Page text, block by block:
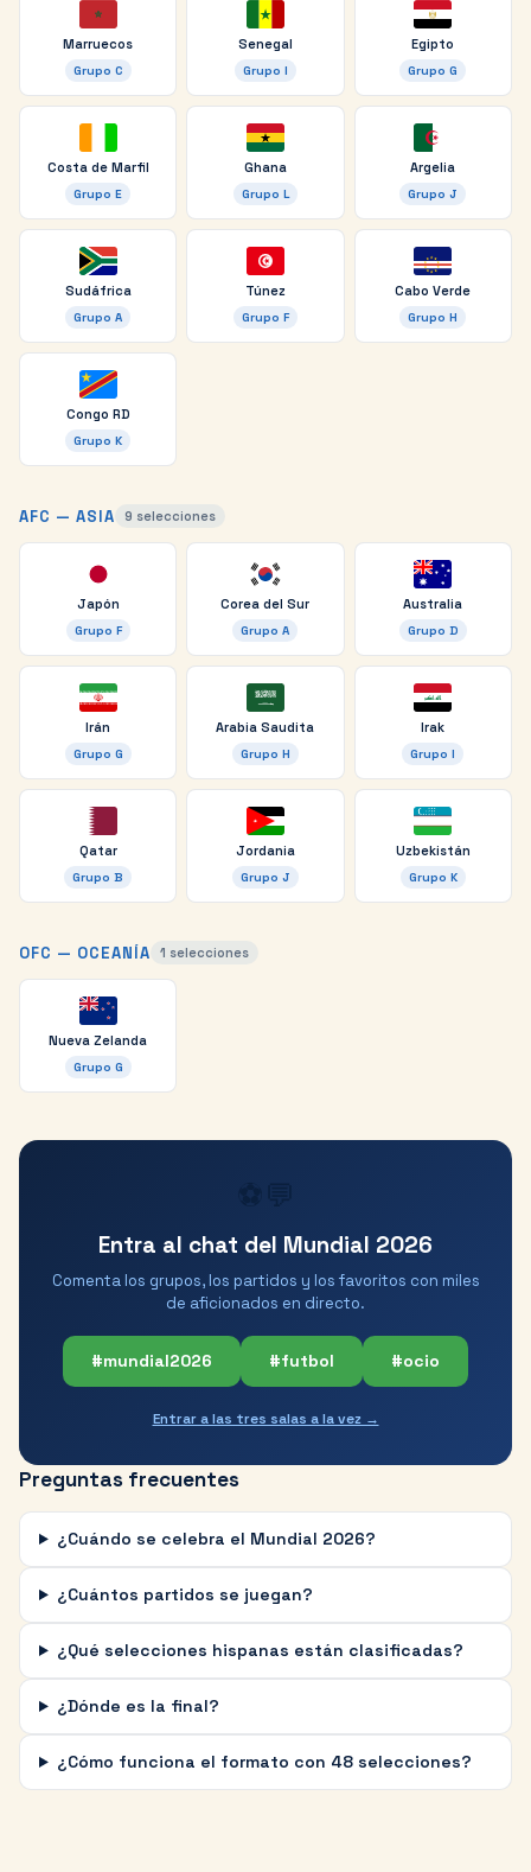
Marruecos
Grupo C
Senegal
Grupo I
Egipto
GrupoG
Costa de Marfil
GrupoE
Ghana
Grupo L
Argelia
GrupoJ
Sudáfrica
GrupoA
Túnez
Grupo F
Cabo Verde
GrupoH
Congo RD
GrupoK
AFC — ASIA 9 selecciones
Japón
Grupo F
Corea del Sur
GrupoA
Australia
Grupo D
Irán
Grupo G
Arabia Saudita
Grupo H
Irak
GrupoI
Qatar
GrupoB
Jordania
Grupo J
Uzbekistán
Grupo K
OFC — OCEANÍA 1 selecciones
Nueva Zelanda
Grupo G
Entra al chat del Mundial 2026
Comenta los grupos, los partidos y los favoritos con miles
de aficionados en directo.
#mundial2026 #futbol #ocio
Entrar a las tres salas a la vez →
Preguntas frecuentes
¿Cuándo se celebra el Mundial 2026?
¿Cuántos partidos se juegan?
¿Qué selecciones hispanas están clasificadas?
¿Dónde es la final?
¿Cómo funciona el formato con 48 selecciones?